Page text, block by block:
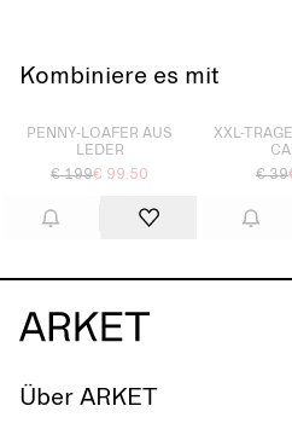
Kombiniere es mit
PENNY-LOAFER AUS
LEDER
€ 199€ 99.50
XXL-
€ 39
Über ARKET